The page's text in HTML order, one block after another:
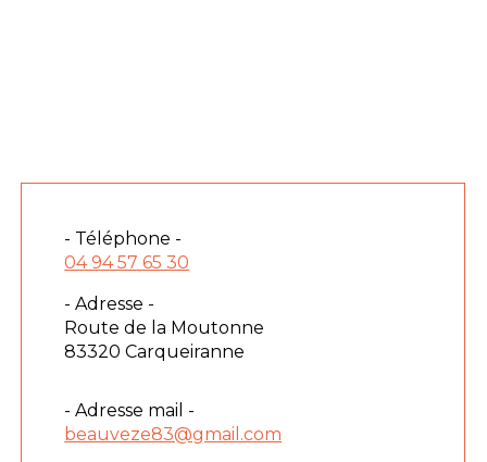
- Téléphone -
04 94 57 65 30
- Adresse -
Route de la Moutonne
83320 Carqueiranne
- Adresse mail -
beauveze83@gmail.com